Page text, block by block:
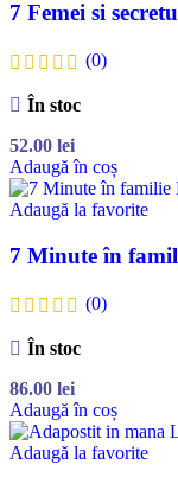
7 Femei si
(0)
În stoc
52.00 lei
Adaugă în coș
Adaugă la favorite
7 Minute în
(0)
În stoc
86.00 lei
Adaugă în coș
Adaugă la favorite